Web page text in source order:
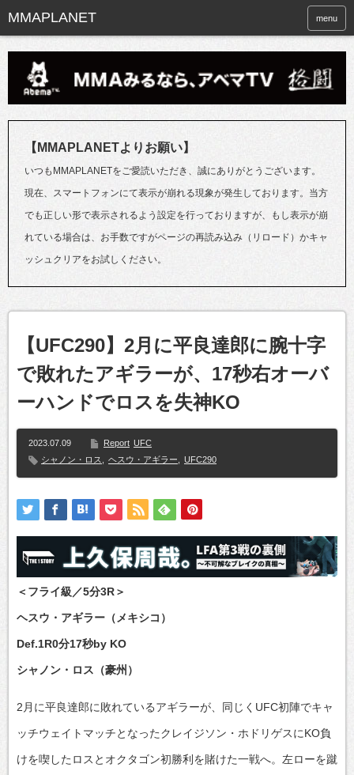
menu
【MMAPLANETよりお願い】
いつもMMAPLANETをご愛読いただき、誠にありがとうございます。
現在、スマートフォンにて表示が崩れる現象が発生しております。当方
でも正しい形で表示されるよう設定を行っておりますが、もし表示が崩
れている場合は、お手数ですがページの再読み込み（リロード）かキャ
ッシュクリアをお試しください。
【UFC290】2月に平良達郎に腕十字
で敗れたアギラーが、17秒右オーバ
ーハンドでロスを失神KO
2023.07.09 Report UFC
シャノン・ロス
ヘスウ・アギラー UFC290
＜フライ級／5分3R＞
ヘスウ・アギラー（メキシコ）
Def.1R0分17秒by KO
シャノン・ロス（豪州）
2月に平良達郎に敗れているアギラーが、同じくUFC初陣でキャ
ッチウェイトマッチとなったクレイジソン・ホドリゲスにKO負
けを喫したロスとオクタゴン初勝利を賭けた一戦へ。左ローを蹴